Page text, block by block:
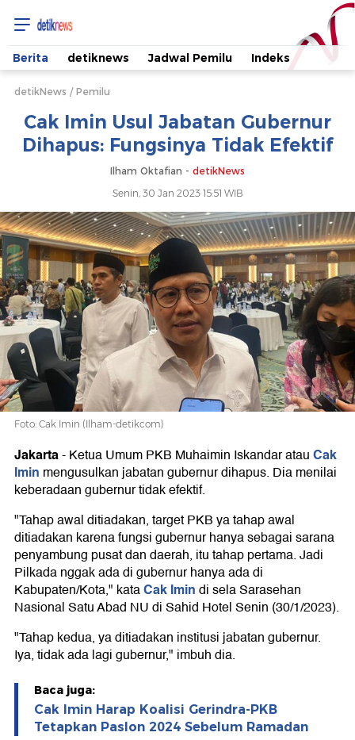
Cak
Imin
Usul
Jabatan
Gubernur
Dihapus:
Fungsinya
Tidak
Efektif
Berita detiknews Jadwal Pemilu Indeks
detikNews Pemilu
Cak Imin Usul Jabatan Gubernur
Dihapus: Fungsinya Tidak Efektif
Ilham Oktafian - detikNews
Senin, 30 Jan 2023 15:51 WIB
Foto: Cak Imin (Ilham-detikcom)
Jakarta-Ketua Umum PKB Muhaimin Iskandar atauCak
Imin mengusulkan jabatan gubernur dihapus. Dia menilai
keberadaan gubernur tidak efektif.
"Tahap awal ditiadakan, target PKB ya tahap awal
ditiadakan karena fungsi gubernur hanya sebagai sarana
penyambung pusat dan daerah, itu tahap pertama. Jadi
Pilkada nggak ada di gubernur hanya ada di
Kabupaten/Kota," kataCak Imindi sela Sarasehan
Nasional Satu Abad NU di Sahid Hotel Senin (30/1/2023).
"Tahap kedua, ya ditiadakan institusi jabatan gubernur.
Iya, tidak ada lagi gubernur," imbuh dia.
Baca juga:
Cak Imin Harap Koalisi Gerindra-PKB
Tetapkan Paslon 2024 Sebelum Ramadan